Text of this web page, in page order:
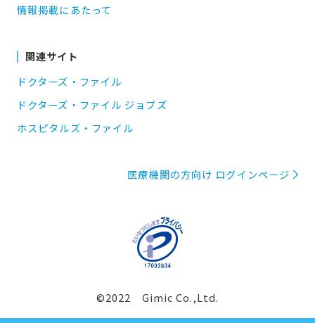
情報掲載にあたって
関連サイト
ドクターズ・ファイル
ドクターズ・ファイル ジョブズ
ホスピタルズ・ファイル
医療機関の方向け ログインページ
©2022 Gimic Co.,Ltd.